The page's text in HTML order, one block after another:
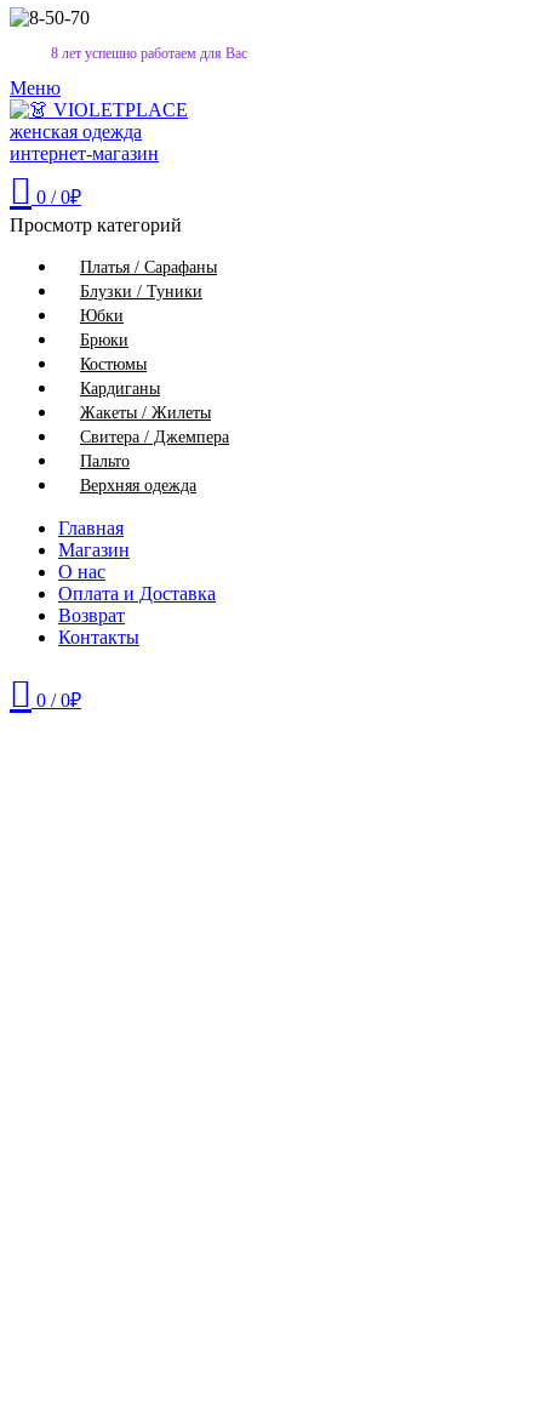
8 лет успешно работаем для Вас
Меню
0 / 0₽
Просмотр категорий
Платья / Сарафаны
Блузки / Туники
Юбки
Брюки
Костюмы
Кардиганы
Жакеты / Жилеты
Свитера / Джемпера
Пальто
Верхняя одежда
Главная
Магазин
О нас
Оплата и Доставка
Возврат
Контакты
0 / 0₽